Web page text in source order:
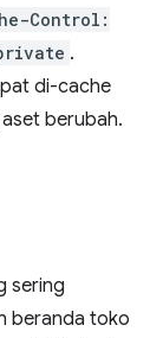
Control:
.
di-cache
berubah.
sering
beranda toko